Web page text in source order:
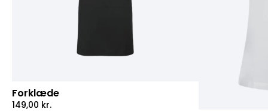
Forklæde
149,00 kr.